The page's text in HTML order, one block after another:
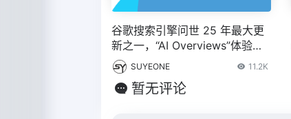
谷歌搜索引擎问世 25 年最大更
新之一，“AI Overviews”体验正
式上线 – IT之家
SUYEONE 11.2K
暂无评论